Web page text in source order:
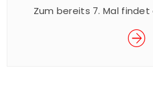
Zum bereits 7. Mal findet
beliebte Wuppertaler
des Sommerfestes der